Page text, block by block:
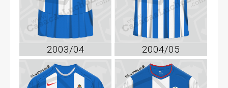
2003/04 2004/05